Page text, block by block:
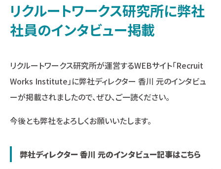
リクルートワークス研究所に弊社
社員のインタビュー掲載
リクルートワークス研究所が運営するWEBサイト「Recruit
Works Institute」に弊社ディレクター 香川 元のインタビュ
ーが掲載されましたので、ぜひ、ご一読ください。
今後とも弊社をよろしくお願いいたします。
弊社ディレクター 香川 元のインタビュー記事はこちら